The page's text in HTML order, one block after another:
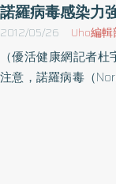
諾羅病毒感染
2012/05/26 Uho編輯
（優活健康網記者
注意，諾羅病毒（